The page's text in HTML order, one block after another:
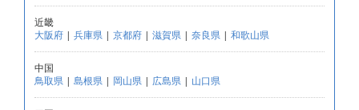
近畿
大阪府 | 兵庫県 | 京都府 | 滋賀県 | 奈良県 | 和歌山県
中国
鳥取県 | 島根県 | 岡山県 | 広島県 | 山口県